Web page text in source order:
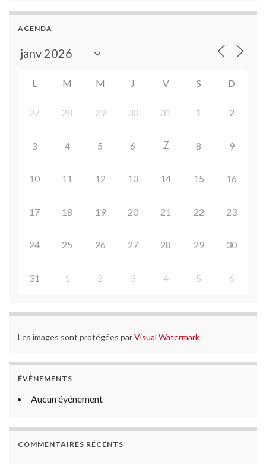
AGENDA
L M M J V S D
27 28 29 30 31 1 2
3 4 5 6 7 8 9
10 11 12 13 14 15 16
17 18 19 20 21 22 23
24 25 26 27 28 29 30
31 1 2 3 4 5 6
Les images sont protégées parVisual Watermark
ÉVÉNEMENTS
Aucun événement
COMMENTAIRES RÉCENTS